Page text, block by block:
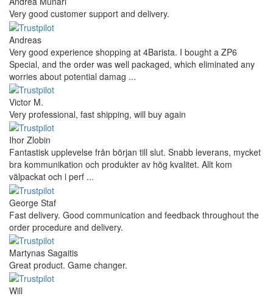
Richard Möckel
Super Support! Bestellvorgang hat super funktioniert. Ich einen
Feuer bei der Bestellung gemacht, welcher sofort korrigiert
wurde. Der Support ist w ...
Hanna
Def recommend! Even with the trust pilot results, I'm always a bit
scared ordering from websites I did not hear of before, but this
one is 100% solid ...
Ahmed Sherif
Excellent coffee grinder! The shipping was surprisingly fast, even
though I’m in Greece and the store is based in Romania/Austria.
The grinder feels ...
Danilo
Super schnelle Lieferung und tolles Produkt
Vaarg
Very nice - well done, will shop again for sure sometime in the
future!